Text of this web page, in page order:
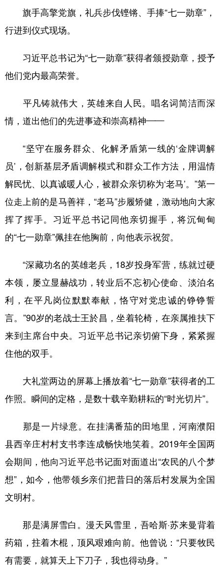
旗手高擎党旗，礼兵步伐铿锵、手捧“七一勋章”，
行进到仪式现场。
习近平总书记为“七一勋章”获得者颁授勋章，授予
他们党内最高荣誉。
平凡铸就伟大，英雄来自人民。唱名词简洁而深
情，道出他们的先进事迹和崇高精神——
“坚守在服务群众、化解矛盾第一线的‘金牌调解
员’，创新基层矛盾调解模式和群众工作方法，用温情
解民忧、以真诚暖人心，被群众亲切称为‘老马’。”第一
位走上前的是马善祥，“老马”步履矫健，激动地向大家
挥了挥手。习近平总书记同他亲切握手，将沉甸甸
的“七一勋章”佩挂在他胸前，向他表示祝贺。
“深藏功名的英雄老兵，18岁投身军营，练就过硬
本领，屡立显赫战功，转业后不忘初心使命、淡泊名
利，在平凡岗位默默奉献，恪守对党忠诚的铮铮誓
言。”90岁的老战士王於昌，坐着轮椅，在亲属推扶下
来到主席台中央。习近平总书记亲切俯下身，紧紧握
住他的双手。
大礼堂两边的屏幕上播放着“七一勋章”获得者的工
作照。瞬间的定格，是数十载辛勤耕耘的“时光切片”。
那是一片绿意。在挂满番茄的田地里，河南濮阳
县西辛庄村村支书李连成畅快地笑着。2019年全国两
会期间，他向习近平总书记面对面道出“农民的八个梦
想”，如今，他带领乡亲们把昔日的落后村发展为全国
文明村。
那是满屏雪白。漫天风雪里，吾哈斯·苏来曼背着
药箱，拄着木棍，顶风艰难向前。他曾说：“只要牧民
有需要，就算天上下刀子，我也得动身。”